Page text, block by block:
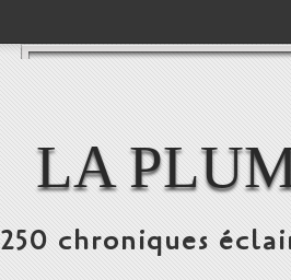
LA
250 chroniques